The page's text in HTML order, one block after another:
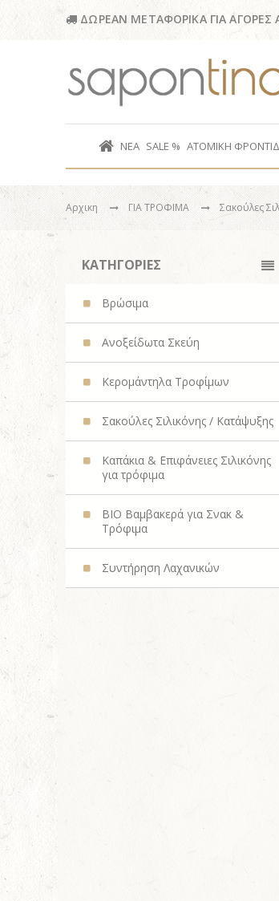
ΔΩΡΕΑΝ ΜΕΤΑΦΟΡΙΚΑ ΓΙΑ
ΝΕΑ SALE % ΑΤΟΜΙΚΗ
Αρχικη ΓΙΑ ΤΡΟΦΙΜΑ Σακούλες
ΚΑΤΗΓΟΡΙΕΣ
Βρώσιμα
Ανοξείδωτα Σκεύη
Κερομάντηλα Τροφίμων
Σακούλες Σιλικόνης / Κατάψυξης
Καπάκια & Επιφάνειες Σιλικόνης
για τρόφιμα
BIO Βαμβακερά για Σνακ &
Τρόφιμα
Συντήρηση Λαχανικών